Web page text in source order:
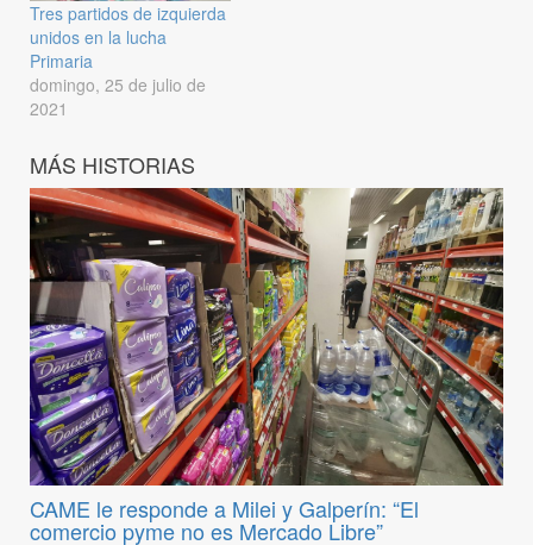
Tres partidos de izquierda
unidos en la lucha
Primaria
domingo, 25 de julio de
2021
MÁS HISTORIAS
CAME le responde a Milei y Galperín: “El
comercio pyme no es Mercado Libre”